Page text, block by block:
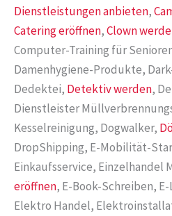
Dienstleistungen anbieten,
Catering eröffnen,Clown
Computer-Training für
Damenhygiene-Produkte,
Dedektei, Detektiv werden,
Dienstleister
Kesselreinigung, Dogwalker,
DropShipping, E-Mobilität-
Einkaufsservice, Einzelhandel
eröffnen, E-Book-Schreiben,
Elektro Handel,